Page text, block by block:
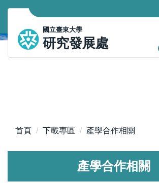
跳
主
內
國立臺東大學
研究發展處
首頁 下載專區 產學合作相關
產學合作相關